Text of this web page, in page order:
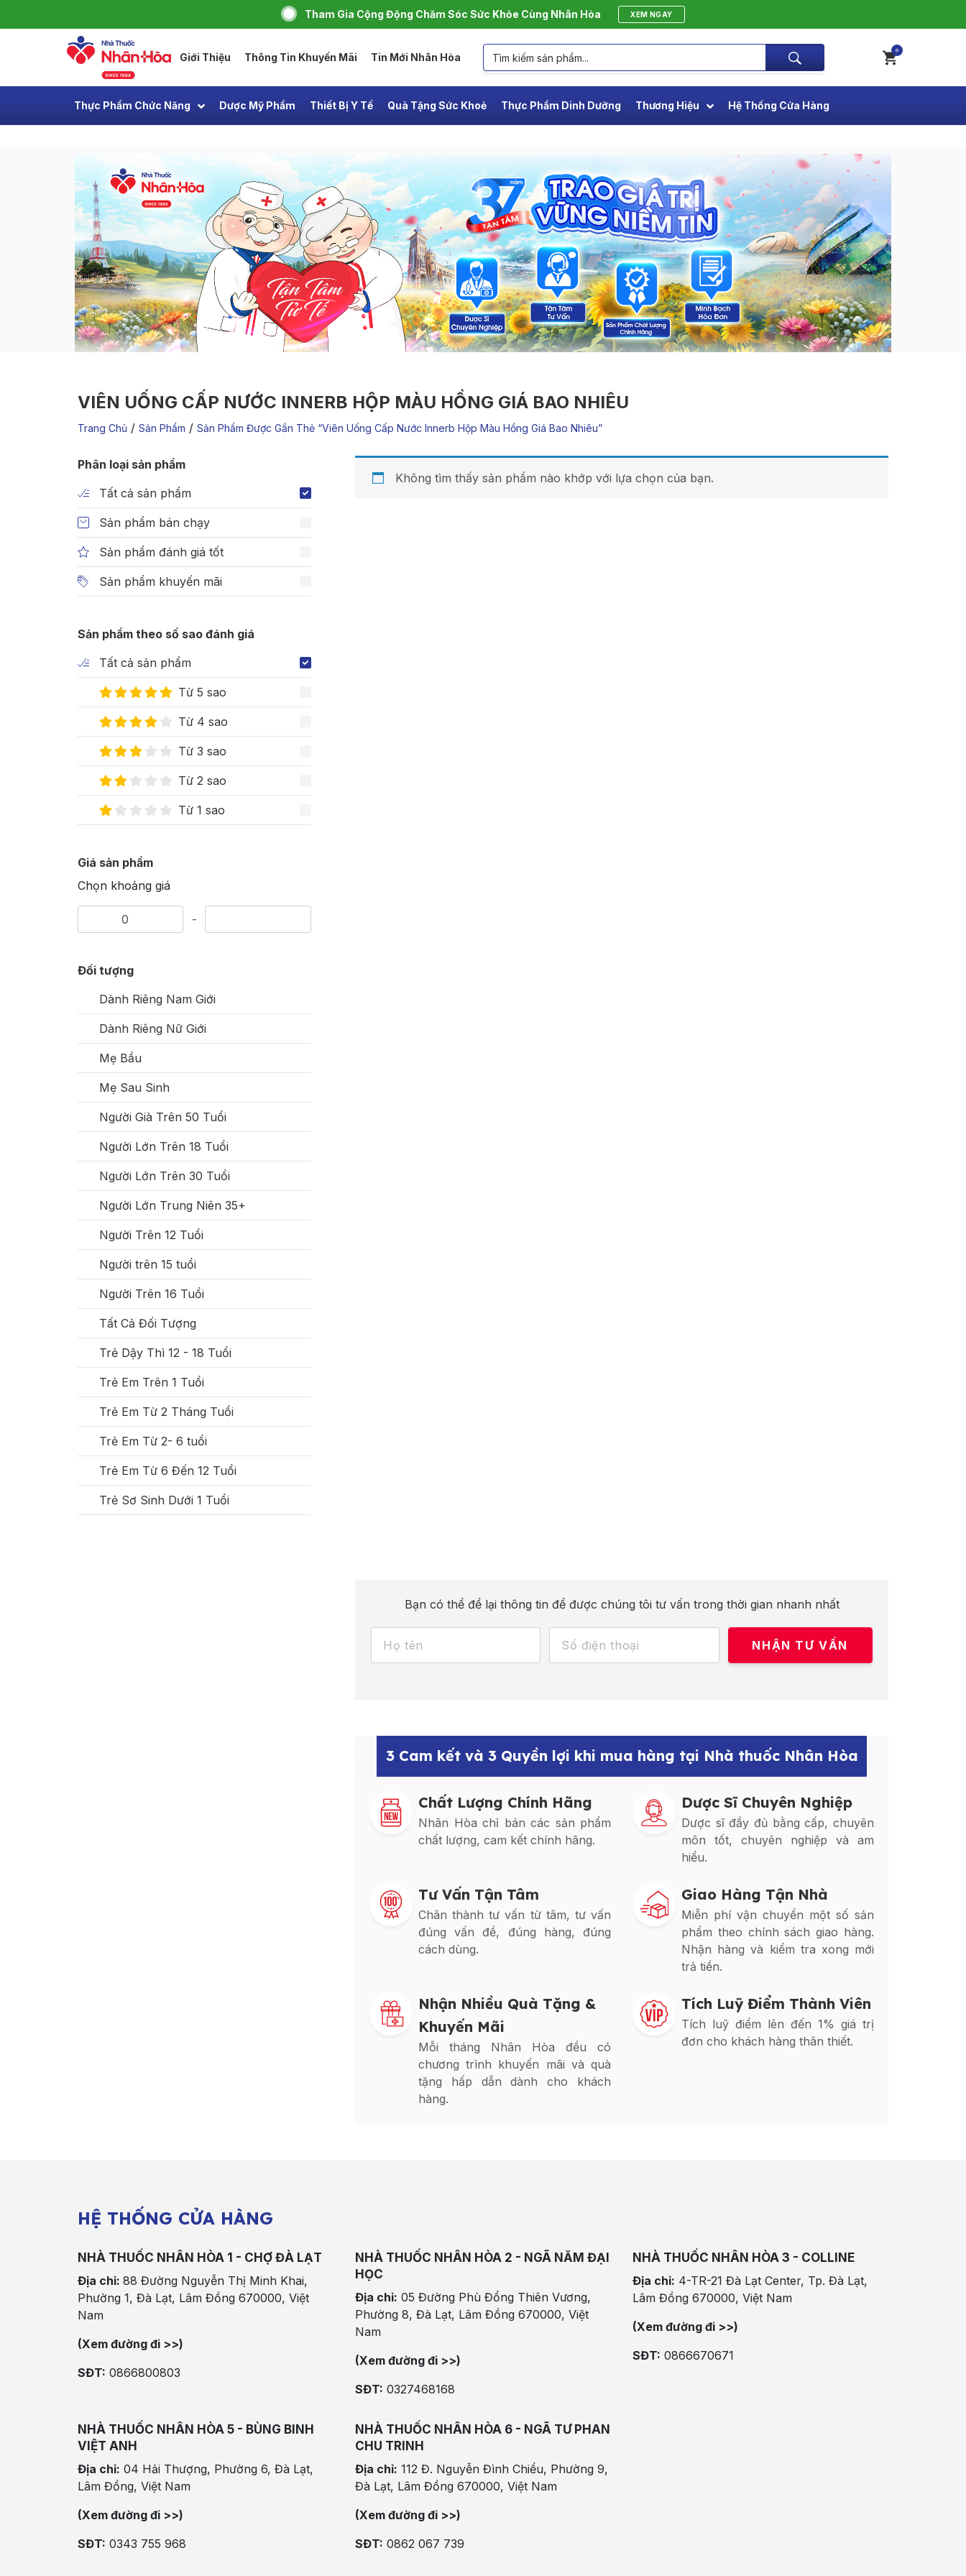
Tham Gia Cộng Động Chăm Sóc Sức Khỏe Cùng Nhân Hòa XEM NGAY
Giới Thiệu Thông Tin Khuyến Mãi Tin Mới Nhân Hòa
0
Thực Phẩm Chức Năng Dược Mỹ Phẩm Thiết Bị Y Tế Quà Tặng Sức Khoẻ Thực Phẩm Dinh Dưỡng Thương Hiệu Hệ Thống Cửa Hàng
VIÊN UỐNG CẤP NƯỚC INNERB HỘP MÀU HỒNG GIÁ BAO NHIÊU
Trang Chủ / Sản Phẩm / Sản Phẩm Được Gắn Thẻ “viên Uống Cấp Nước Innerb Hộp Màu Hồng Giá Bao Nhiêu”
Phân loại sản phẩm
Tất cả sản phẩm
Sản phẩm bán chạy
Sản phẩm đánh giá tốt
Sản phẩm khuyến mãi
Sản phẩm theo số sao đánh giá
Tất cả sản phẩm
Từ 5 sao
Từ 4 sao
Từ 3 sao
Từ 2 sao
Từ 1 sao
Giá sản phẩm
Chọn khoảng giá
-
Đối tượng
Dành Riêng Nam Giới
Dành Riêng Nữ Giới
Mẹ Bầu
Mẹ Sau Sinh
Người Già Trên 50 Tuổi
Người Lớn Trên 18 Tuổi
Người Lớn Trên 30 Tuổi
Người Lớn Trung Niên 35+
Người Trên 12 Tuổi
Người trên 15 tuổi
Người Trên 16 Tuổi
Tất Cả Đối Tượng
Trẻ Dậy Thì 12 - 18 Tuổi
Trẻ Em Trên 1 Tuổi
Trẻ Em Từ 2 Tháng Tuổi
Trẻ Em Từ 2- 6 tuổi
Trẻ Em Từ 6 Đến 12 Tuổi
Trẻ Sơ Sinh Dưới 1 Tuổi
Không tìm thấy sản phẩm nào khớp với lựa chọn của bạn.
Bạn có thể để lại thông tin để được chúng tôi tư vấn trong thời gian nhanh nhất
3 Cam kết và 3 Quyền lợi khi mua hàng tại Nhà thuốc Nhân Hòa
Chất Lượng Chính Hãng
Nhân Hòa chỉ bán các sản phẩm
chất lượng, cam kết chính hãng.
Dược Sĩ Chuyên Nghiệp
Dược sĩ đầy đủ bằng cấp, chuyên
môn tốt, chuyên nghiệp và am
hiểu.
Tư Vấn Tận Tâm
Chân thành tư vấn từ tâm, tư vấn
đúng vấn đề, đúng hàng, đúng
cách dùng.
Giao Hàng Tận Nhà
Miễn phí vận chuyển một số sản
phẩm theo chính sách giao hàng.
Nhận hàng và kiểm tra xong mới
trả tiền.
Nhận Nhiều Quà Tặng &
Khuyến Mãi
Mỗi tháng Nhân Hòa đều có
chương trình khuyến mãi và quà
tặng hấp dẫn dành cho khách
hàng.
Tích Luỹ Điểm Thành Viên
Tích luỹ điểm lên đến 1% giá trị
đơn cho khách hàng thân thiết.
HỆ THỐNG CỬA HÀNG
NHÀ THUỐC NHÂN HÒA 1 - CHỢ ĐÀ LẠT
Địa chỉ: 88 Đường Nguyễn Thị Minh Khai,
Phường 1, Đà Lạt, Lâm Đồng 670000, Việt
Nam
(Xem đường đi >>)
SĐT: 0866800803
NHÀ THUỐC NHÂN HÒA 2 - NGÃ NĂM ĐẠI
HỌC
Địa chỉ: 05 Đường Phù Đổng Thiên Vương,
Phường 8, Đà Lạt, Lâm Đồng 670000, Việt
Nam
(Xem đường đi >>)
SĐT: 0327468168
NHÀ THUỐC NHÂN HÒA 3 - COLLINE
Địa chỉ: 4-TR-21 Đà Lạt Center, Tp. Đà Lạt,
Lâm Đồng 670000, Việt Nam
(Xem đường đi >>)
SĐT: 0866670671
NHÀ THUỐC NHÂN HÒA 5 - BÙNG BINH
VIỆT ANH
Địa chỉ: 04 Hải Thượng, Phường 6, Đà Lạt,
Lâm Đồng, Việt Nam
(Xem đường đi >>)
SĐT: 0343 755 968
NHÀ THUỐC NHÂN HÒA 6 - NGÃ TƯ PHAN
CHU TRINH
Địa chỉ: 112 Đ. Nguyễn Đình Chiểu, Phường 9,
Đà Lạt, Lâm Đồng 670000, Việt Nam
(Xem đường đi >>)
SĐT: 0862 067 739